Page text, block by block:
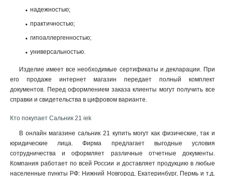
надежностью;
практичностью;
гипоаллергенностью;
универсальностью.
Изделие имеет все необходимые сертификаты и декларации. При
его продаже интернет магазин передает полный комплект
документов. Перед оформлением заказа клиенты могут получить все
справки и свидетельства в цифровом варианте.
Кто покупает Сальник 21 iek
В онлайн магазине сальник 21 купить могут как физические, так и
юридические лица. Фирма предлагает выгодные условия
сотрудничества и оформляет различные отчетные документы.
Компания работает по всей России и доставляет продукцию в любые
населенные пункты РФ: Нижний Новгород, Екатеринбург, Пермь и т.д.